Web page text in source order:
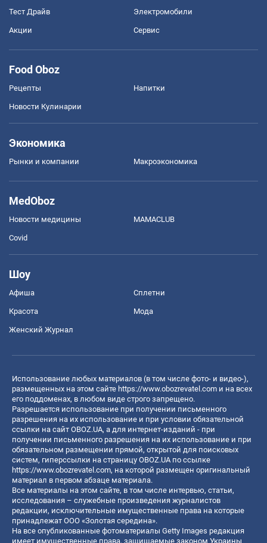
Тест Драйв Электромобили
Акции Сервис
Food Oboz
Рецепты Напитки
Новости Кулинарии
Экономика
Рынки и компании Mакроэкономика
MedOboz
Новости медицины MAMACLUB
Covid
Шоу
Афиша Сплетни
Красота Мода
Женский Журнал
Использование любых материалов (в том числе фото- и видео-),
размещенных на этом сайте https://www.obozrevatel.com и на всех
его поддоменах, в любом виде строго запрещено.
Разрешается использование при получении письменного
разрешения на их использование и при условии обязательной
ссылки на сайт OBOZ.UA, а для интернет-изданий - при
получении письменного разрешения на их использование и при
обязательном размещении прямой, открытой для поисковых
систем, гиперссылки на страницу OBOZ.UA по ссылке
https://www.obozrevatel.com, на которой размещен оригинальный
материал в первом абзаце материала.
Все материалы на этом сайте, в том числе интервью, статьи,
исследования – служебные произведения журналистов
редакции, исключительные имущественные права на которые
принадлежат ООО «Золотая середина».
На все опубликованные фотоматериалы Getty Images редакция
имеет имущественные права, защищаемые законом Украины